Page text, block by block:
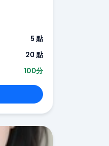
5 點
20 點
100分